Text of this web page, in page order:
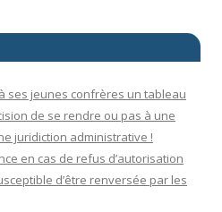
ses jeunes confrères un tableau
de se rendre ou pas à une
juridiction administrative !
en cas de refus d’autorisation
d’être renversée par les